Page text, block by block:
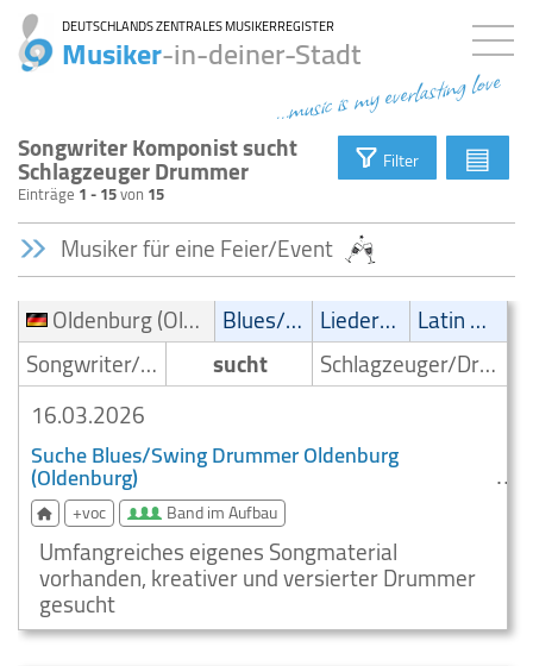
DEUTSCHLANDS ZENTRALES MUSIKERREGISTER
Musiker-in-deiner-Stadt
...music is my everlasting love
Songwriter Komponist sucht
Schlagzeuger Drummer
Einträge1 - 15von 15
Filter ▤
Musiker für eine Feier/Event
Oldenburg (Oldenburg)
Blues/Swing Liedermacher
Latin Musik
Songwriter/Komponist
sucht
Schlagzeuger/Drummer
16.03.2026
Suche Blues/Swing Drummer Oldenburg
(Oldenburg)
+voc Band im Aufbau
Umfangreiches eigenes Songmaterial
vorhanden, kreativer und versierter Drummer
gesucht